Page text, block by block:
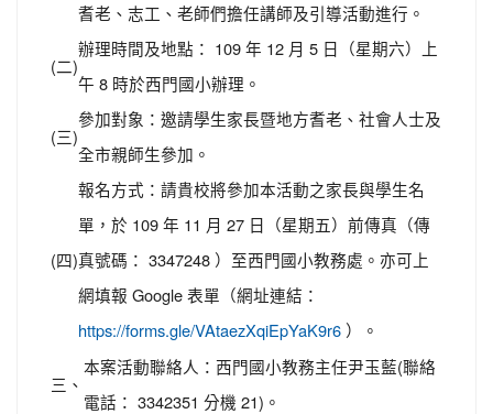
耆老、志工、老師們擔任講師及引導活動進行。
(二)
辦理時間及地點： 109 年 12 月 5 日（星期六）上
午 8 時於西門國小辦理。
(三)
參加對象：邀請學生家長暨地方耆老、社會人士及
全市親師生參加。
(四)
報名方式：請貴校將參加本活動之家長與學生名
單，於 109 年 11 月 27 日（星期五）前傳真（傳
真號碼： 3347248 ）至西門國小教務處。亦可上
網填報 Google 表單（網址連結：
https://forms.gle/VAtaezXqiEpYaK9r6 ）。
三、
本案活動聯絡人：西門國小教務主任尹玉藍(聯絡
電話： 3342351 分機 21)。